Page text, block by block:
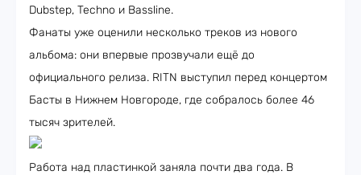
Dubstep, Techno и Bassline.
Фанаты уже оценили несколько треков из нового
альбома: они впервые прозвучали ещё до
официального релиза. RITN выступил перед концертом
Басты в Нижнем Новгороде, где собралось более 46
тысяч зрителей.
Работа над пластинкой заняла почти два года. В